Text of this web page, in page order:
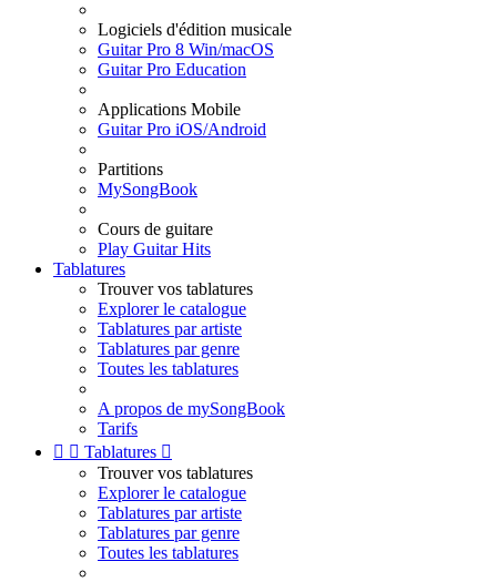
Logiciels d'édition musicale
Guitar Pro 8 Win/macOS
Guitar Pro Education
Applications Mobile
Guitar Pro iOS/Android
Partitions
MySongBook
Cours de guitare
Play Guitar Hits
Tablatures
Trouver vos tablatures
Explorer le catalogue
Tablatures par artiste
Tablatures par genre
Toutes les tablatures
A propos de mySongBook
Tarifs
  Tablatures 
Trouver vos tablatures
Explorer le catalogue
Tablatures par artiste
Tablatures par genre
Toutes les tablatures